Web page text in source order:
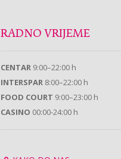
RADNO VRIJEME
CENTAR 9:00–22:00 h
INTERSPAR 8:00–22:00 h
FOOD COURT 9:00–23:00 h
CASINO 00:00-24:00 h